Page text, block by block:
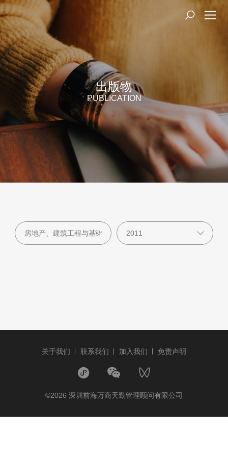
出版物
PUBLICATION
关于我们 联系我们 加入我们 免责声明
©2026 深圳前海万商天勤管理顾问有限公司